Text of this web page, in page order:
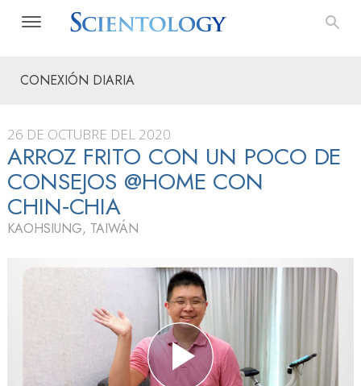
CONEXIÓN DIARIA
26 DE OCTUBRE DEL 2020
ARROZ FRITO CON UN POCO DE
CONSEJOS @HOME CON
CHIN‑CHIA
KAOHSIUNG, TAIWÁN